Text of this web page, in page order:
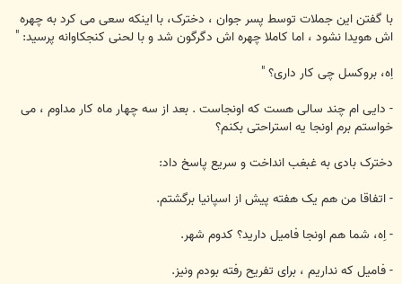
با گفتن این جملات توسط پسر جوان ، دخترک، با اینکه سعی می کرد به چهره
اش هویدا نشود ، اما کاملا چهره اش دگرگون شد و با لحنی کنجکاوانه پرسید: "
اِه، بروکسل چی کار داری؟ "
- دایی ام چند سالی هست که اونجاست . بعد از سه چهار ماه کار مداوم ، می
خواستم برم اونجا یه استراحتی بکنم؟
دخترک بادی به غبغب انداخت و سریع پاسخ داد:
- اتفاقا من هم یک هفته پیش از اسپانیا برگشتم.
- اِه، شما هم اونجا فامیل دارید؟ کدوم شهر.
- فامیل که نداریم ، برای تفریح رفته بودم ونیز.